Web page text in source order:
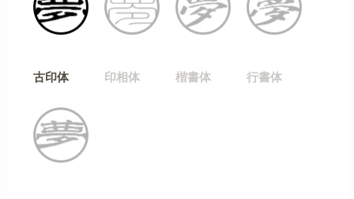
古印体 印相体 楷書体 行書体